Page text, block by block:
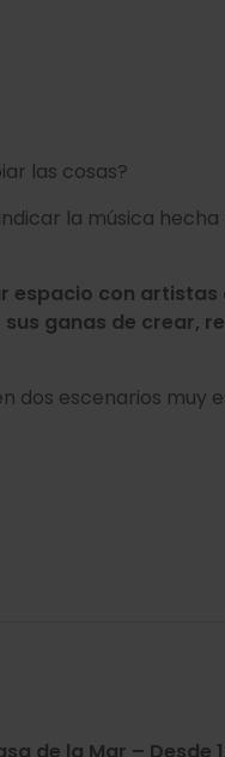
las cosas?
la música
espacio con artistas
ganas de crear,
dos escenarios muy